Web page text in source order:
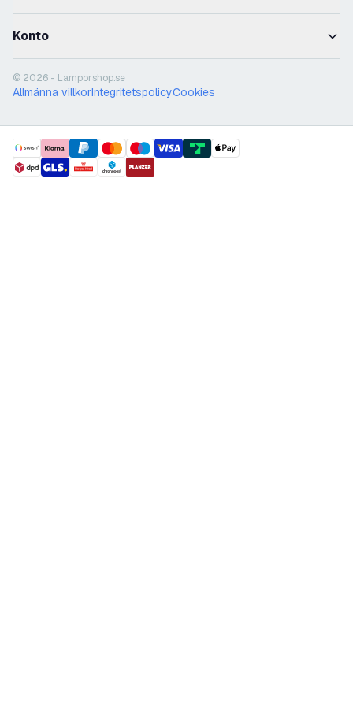
Konto
© 2026 - Lamporshop.se
Allmänna villkorIntegritetspolicyCookies
payment methods
shipment methods